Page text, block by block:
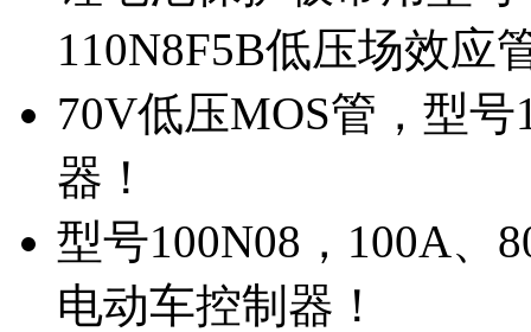
110N8F5B低压场效应
70V低压MOS管，型
器！
型号100N08，100A、
电动车控制器！